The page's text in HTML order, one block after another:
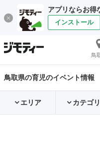
アプリならお得
インストール
鳥
鳥取県の育児のイベント情報
エリア カテゴリ